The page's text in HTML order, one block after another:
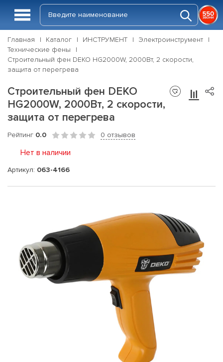
Главная Каталог ИНСТРУМЕНТ
Электроинструмент
Технические фены
Строительный фен DEKO HG2000W, 2000Вт, 2 скорости,
защита от перегрева
Строительный фен DEKO
HG2000W, 2000Вт, 2 скорости,
защита от перегрева
Рейтинг 0.0 0 отзывов
Нет в наличии
Артикул: 063-4166